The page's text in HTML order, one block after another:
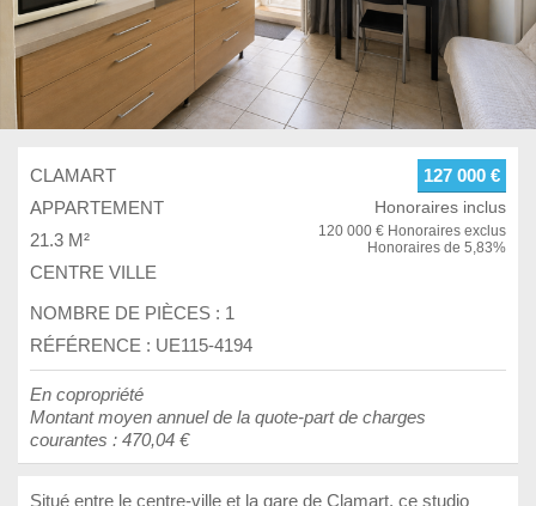
127 000 €
Honoraires inclus
120 000 € Honoraires exclus
Honoraires de 5,83%
CLAMART
APPARTEMENT
21.3 M²
CENTRE VILLE
NOMBRE DE PIÈCES : 1
RÉFÉRENCE : UE115-4194
En copropriété
Montant moyen annuel de la quote-part de charges
courantes : 470,04 €
Situé entre le centre-ville et la gare de Clamart, ce studio